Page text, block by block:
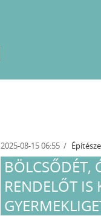
2025-08-15 06:55
BÖLCSŐDÉT,
RENDELŐT IS